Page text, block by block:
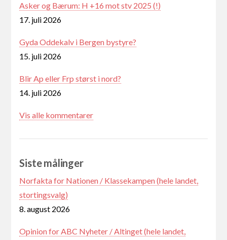
Asker og Bærum: H +16 mot stv 2025 (!)
17. juli 2026
Gyda Oddekalv i Bergen bystyre?
15. juli 2026
Blir Ap eller Frp størst i nord?
14. juli 2026
Vis alle kommentarer
Siste målinger
Norfakta for Nationen / Klassekampen (hele landet,
stortingsvalg)
8. august 2026
Opinion for ABC Nyheter / Altinget (hele landet,